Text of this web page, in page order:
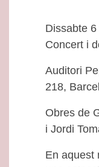
Dissabte
Concert i
Auditori
218,
Obres de
i Jordi
En aquest